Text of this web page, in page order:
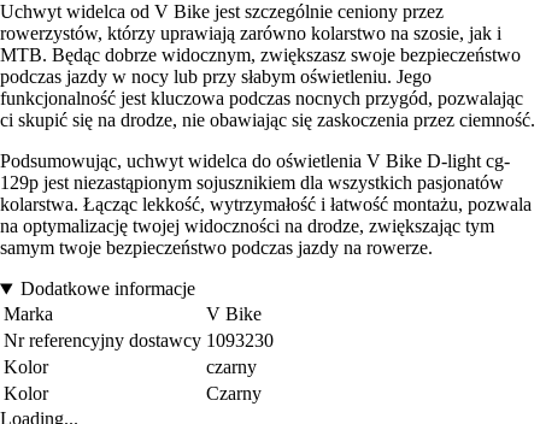
Uchwyt widelca od V Bike jest szczególnie ceniony przez
rowerzystów, którzy uprawiają zarówno kolarstwo na szosie, jak i
MTB. Będąc dobrze widocznym, zwiększasz swoje bezpieczeństwo
podczas jazdy w nocy lub przy słabym oświetleniu. Jego
funkcjonalność jest kluczowa podczas nocnych przygód, pozwalając
ci skupić się na drodze, nie obawiając się zaskoczenia przez ciemność.
Podsumowując, uchwyt widelca do oświetlenia V Bike D-light cg-
129p jest niezastąpionym sojusznikiem dla wszystkich pasjonatów
kolarstwa. Łącząc lekkość, wytrzymałość i łatwość montażu, pozwala
na optymalizację twojej widoczności na drodze, zwiększając tym
samym twoje bezpieczeństwo podczas jazdy na rowerze.
Dodatkowe informacje
Marka
V Bike
Nr referencyjny dostawcy 1093230
Kolor
czarny
Kolor
Czarny
Loading...